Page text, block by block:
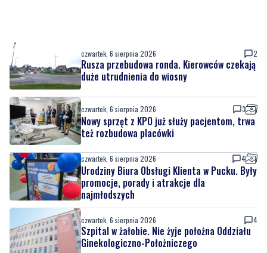
czwartek, 6 sierpnia 2026 2
Rusza przebudowa ronda. Kierowców czekają
duże utrudnienia do wiosny
czwartek, 6 sierpnia 2026 3
Nowy sprzęt z KPO już służy pacjentom, trwa
też rozbudowa placówki
czwartek, 6 sierpnia 2026 4
Urodziny Biura Obsługi Klienta w Pucku. Były
promocje, porady i atrakcje dla
najmłodszych
czwartek, 6 sierpnia 2026 4
Szpital w żałobie. Nie żyje położna Oddziału
Ginekologiczno-Położniczego